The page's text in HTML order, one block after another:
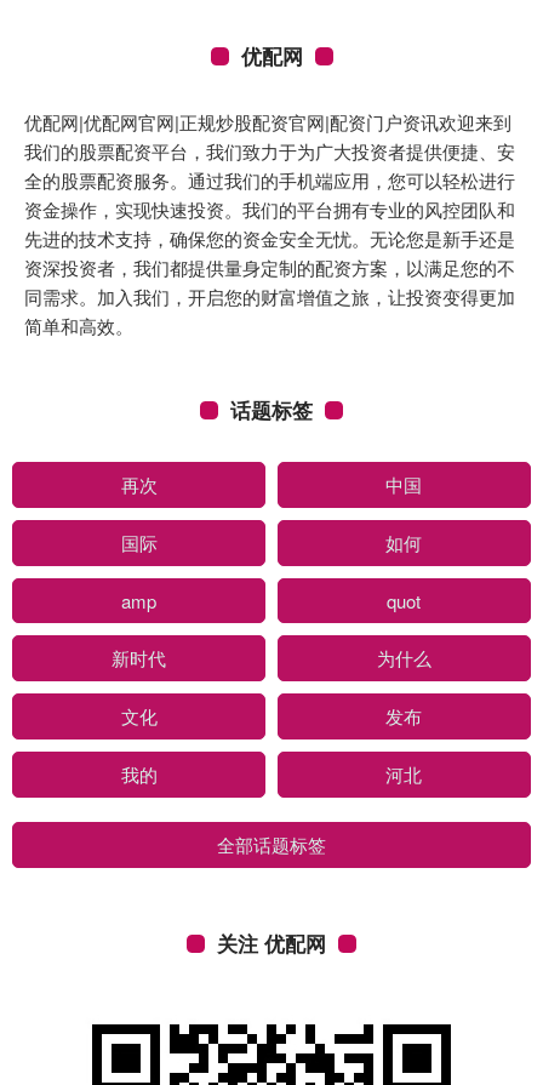
优配网
优配网|优配网官网|正规炒股配资官网|配资门户资讯欢迎来到
我们的股票配资平台，我们致力于为广大投资者提供便捷、安
全的股票配资服务。通过我们的手机端应用，您可以轻松进行
资金操作，实现快速投资。我们的平台拥有专业的风控团队和
先进的技术支持，确保您的资金安全无忧。无论您是新手还是
资深投资者，我们都提供量身定制的配资方案，以满足您的不
同需求。加入我们，开启您的财富增值之旅，让投资变得更加
简单和高效。
话题标签
再次 中国
国际 如何
amp quot
新时代 为什么
文化 发布
我的 河北
全部话题标签
关注 优配网